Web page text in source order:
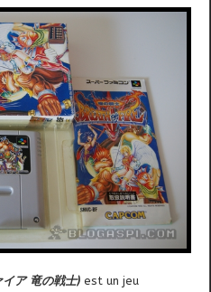
ア 竜の戦士) est un jeu